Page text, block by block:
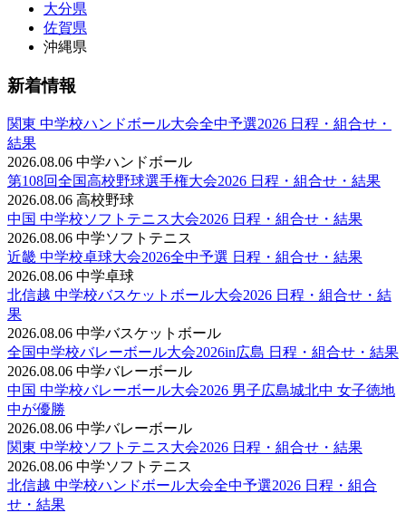
大分県
佐賀県
沖縄県
新着情報
関東 中学校ハンドボール大会全中予選2026 日程・組合せ・
結果
2026.08.06 中学ハンドボール
第108回全国高校野球選手権大会2026 日程・組合せ・結果
2026.08.06 高校野球
中国 中学校ソフトテニス大会2026 日程・組合せ・結果
2026.08.06 中学ソフトテニス
近畿 中学校卓球大会2026全中予選 日程・組合せ・結果
2026.08.06 中学卓球
北信越 中学校バスケットボール大会2026 日程・組合せ・結
果
2026.08.06 中学バスケットボール
全国中学校バレーボール大会2026in広島 日程・組合せ・結果
2026.08.06 中学バレーボール
中国 中学校バレーボール大会2026 男子広島城北中 女子徳地
中が優勝
2026.08.06 中学バレーボール
関東 中学校ソフトテニス大会2026 日程・組合せ・結果
2026.08.06 中学ソフトテニス
北信越 中学校ハンドボール大会全中予選2026 日程・組合
せ・結果